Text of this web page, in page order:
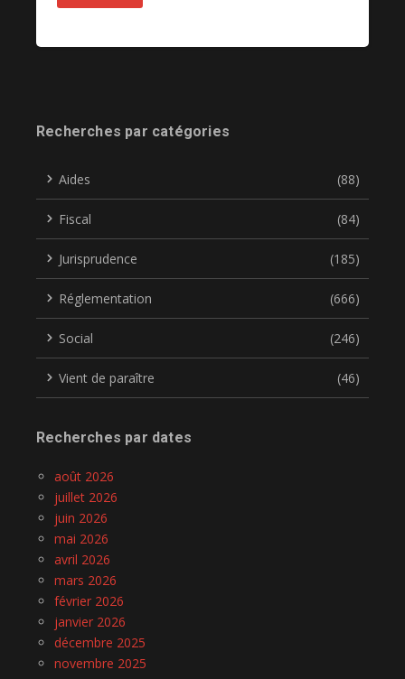
Recherches par catégories
Aides (88)
Fiscal (84)
Jurisprudence (185)
Réglementation (666)
Social (246)
Vient de paraître (46)
Recherches par dates
août 2026
juillet 2026
juin 2026
mai 2026
avril 2026
mars 2026
février 2026
janvier 2026
décembre 2025
novembre 2025